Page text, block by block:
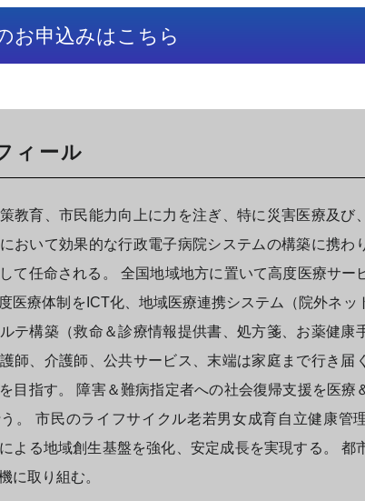
お申込みはこちら
ィール
教育、市民能力向上に力を注ぎ、特に災害医療及び
おいて効果的な行政電子病院システムの構築に携わ
て任命される。 全国地域地方に置いて高度医療サー
医療体制をICT化、地域医療連携システム（院外ネッ
テ構築（救命＆診療情報提供書、処方箋、お薬健康
師、介護師、公共サービス、末端は家庭まで行き届
目指す。 障害＆難病指定者への社会復帰支援を医療
。 市民のライフサイクル老若男女成育自立健康管
よる地域創生基盤を強化、安定成長を実現する。 都
に取り組む。